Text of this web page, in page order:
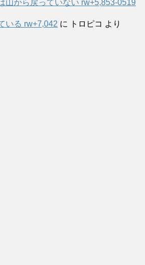
山から戻っていない rw+5,853-0519
いる rw+7,042 に トロピコ より